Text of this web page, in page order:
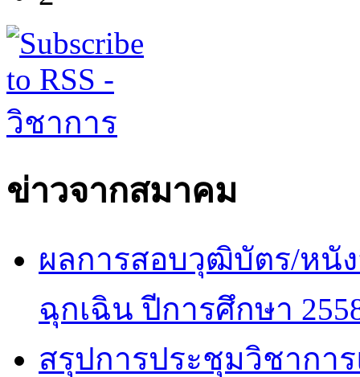
ข่าวจากสมาคม
ผลการสอบวุฒิบัตร/หนั
ฉุกเฉิน ปีการศึกษา
สรุปการประชุมวิชากา